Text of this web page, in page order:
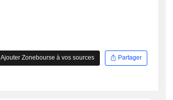
Ajouter Zonebourse à vos sources Partager